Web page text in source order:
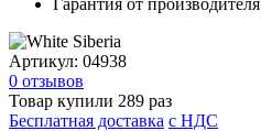
Артикул: 04938
0 отзывов
Товар купили 289 раз
Бесплатная доставка c НДС